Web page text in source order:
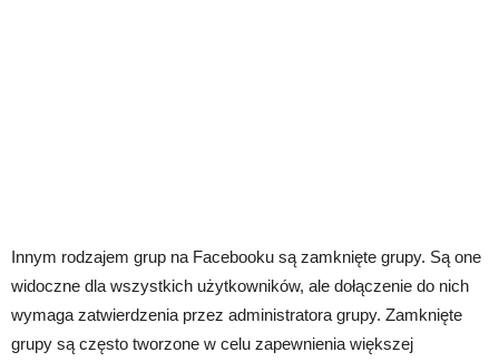
Innym rodzajem grup na Facebooku są zamknięte grupy. Są one
widoczne dla wszystkich użytkowników, ale dołączenie do nich
wymaga zatwierdzenia przez administratora grupy. Zamknięte
grupy są często tworzone w celu zapewnienia większej